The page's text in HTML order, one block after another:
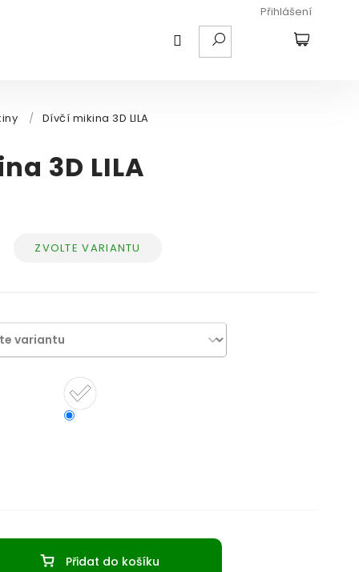
Přihlášení
HLEDAT
NÁKUPNÍ
/ Dívčí mikina 3D LILA
3D LILA
ZVOLTE VARIANTU
Přidat do košíku